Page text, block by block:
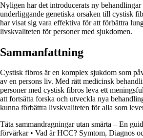
Nyligen har det introducerats ny
underliggande genetiska orsaken till cystisk
har visat sig vara effektiva för att förbättra
livskvaliteten för personer med sjukdomen.
Sammanfattning
Cystisk fibros är en komplex sjukdom som
av en persons liv. Med rätt medicinsk
personer med cystisk fibros leva ett
att fortsätta forska och utveckla nya
kunna förbättra livskvaliteten för alla som
Täta sammandragningar utan smärta – En
förvärkar• Vad är HCC? Symtom, Diagnos